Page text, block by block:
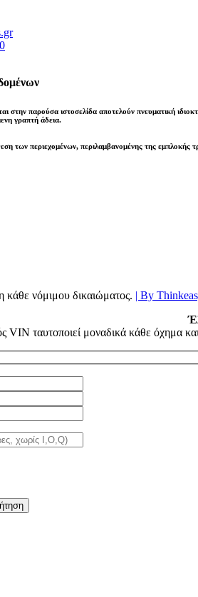
στην παρούσα ιστοσελίδα αποτελούν πνευματική
γραπτή άδεια.
των περιεχομένων, περιλαμβανομένης της εμπλοκής
νόμιμου δικαιώματος. | By
VIN ταυτοποιεί μοναδικά κάθε όχημα